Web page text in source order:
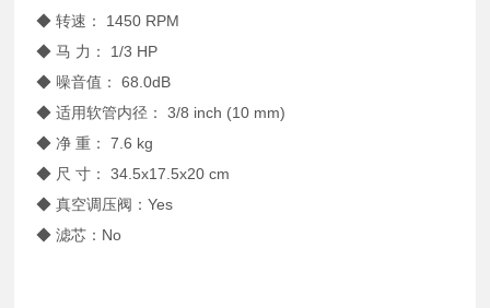
◆ 转速： 1450 RPM
◆ 马 力： 1/3 HP
◆ 噪音值： 68.0dB
◆ 适用软管内径： 3/8 inch (10 mm)
◆ 净 重： 7.6 kg
◆ 尺 寸： 34.5x17.5x20 cm
◆ 真空调压阀：Yes
◆ 滤芯：No